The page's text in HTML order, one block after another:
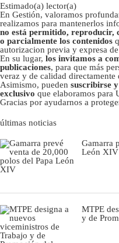
Estimado(a) lector(a)
En Gestión, valoramos
realizamos para mantenerlos
no está permitido,
o parcialmente los contenidos
autorizacion previa y expresa
En su lugar, los invitamos a
publicaciones, para que más
veraz y de calidad directamente
Asimismo, pueden suscribirse
exclusivo que elaboramos para
Gracias por ayudarnos a
últimas noticias
Gamarra
León XIV
MTPE
y de